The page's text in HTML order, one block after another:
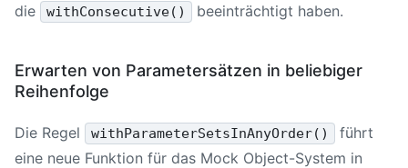
die
withConsecutive() beeinträchtigt haben.
Erwarten von Parametersätzen in beliebiger
Reihenfolge
Die Regel withParameterSetsInAnyOrder()
führt
eine neue Funktion für das Mock Object-System in